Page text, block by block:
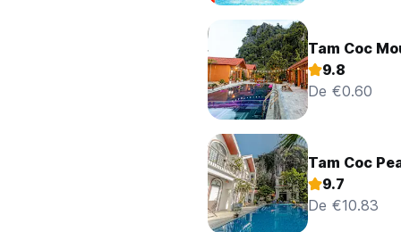
Tam Coc
9.8
De €0.60
Tam Coc
9.7
De €10.83